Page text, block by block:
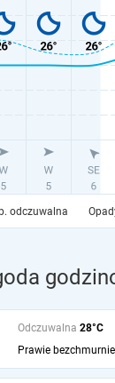
odczuwalna
Odczuwalna 28°C
Prawie bezchmurnie